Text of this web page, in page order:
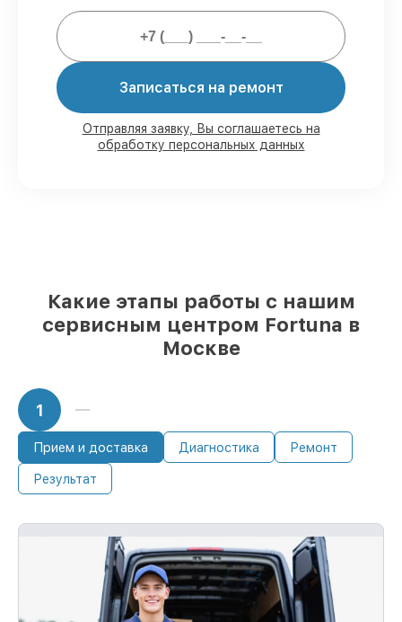
ремонтов выполняем в присутствии
90%
складе в Москве, остальные поступают
Подлинные запчасти Fortuna и
надёжные аналоги– для разного
Записаться на ремонт
Отправляя заявку, Вы соглашаетесь на
обработку персональных данных
Какие этапы работы с нашим
сервисным центром Fortuna в
Москве
1
Прием и доставка Диагностика Ремонт
Результат